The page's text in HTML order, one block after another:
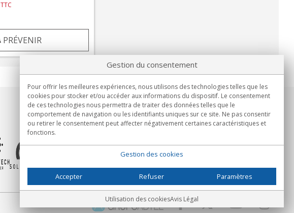
TTC
PRÉVENIR
Informations
Lun.-Ven. 9h00 - 15h00.
Livraison en
Gestion du consentement
Pour offrir les meilleures expériences, nous utilisons des technologies telles que les
cookies pour stocker et/ou accéder aux informations du dispositif. Le consentement
de ces technologies nous permettra de traiter des données telles que le
comportement de navigation ou les identifiants uniques sur ce site. Ne pas consentir
ou retirer le consentement peut affecter négativement certaines caractéristiques et
fonctions.
Gestion des cookies
Accepter Refuser Paramètres
Utilisation des cookiesAvis Légal